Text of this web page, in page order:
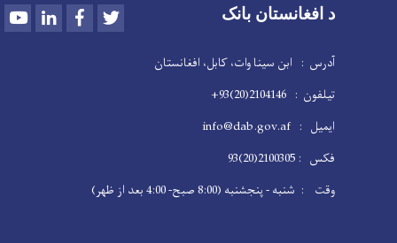
د افغانستان بانک YoutubeLinkedInFacebook
آدرس : ابن سینا وات، کابل، افغانستان
تیلفون : 2104146(20)93+
ایمیل : info@dab.gov.af
فکس : 2100305(20)93
وقت : شنبه - پنجشنبه (8:00 صبح- 4:00 بعد از ظهر)